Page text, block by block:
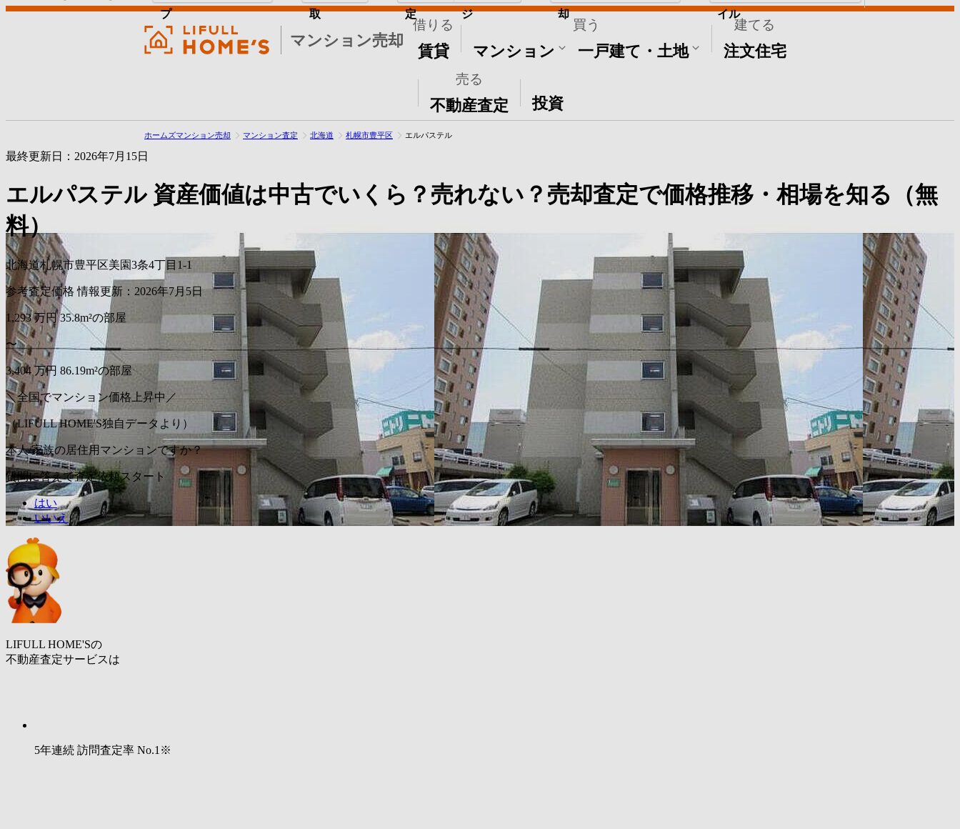
マンション売却
借りる
賃貸
買う
マンション 一戸建て・土地
建てる
注文住宅
売る
不動産査定
その他
投資
プ 取 定 ジ 却 イル
ホームズマンション売却 マンション査定 北海道 札幌市豊平区 エルパステル
最終更新日：2026年7月15日
エルパステル 資産価値は中古でいくら？売れない？売却査定で価格推移・相場を知る（無
料）
北海道札幌市豊平区美園3条4丁目1-1
参考査定価格 情報更新：2026年7月5日
1,293 万円 35.8m²の部屋
〜
3,404 万円 86.19m²の部屋
＼全国でマンション価格上昇中／
（LIFULL HOME'S独自データより）
本人/家族の居住用マンションですか？
質問に答えて査定依頼スタート
はい
いいえ
LIFULL HOME'Sの
不動産査定サービスは
5年連続 訪問査定率 No.1 ※